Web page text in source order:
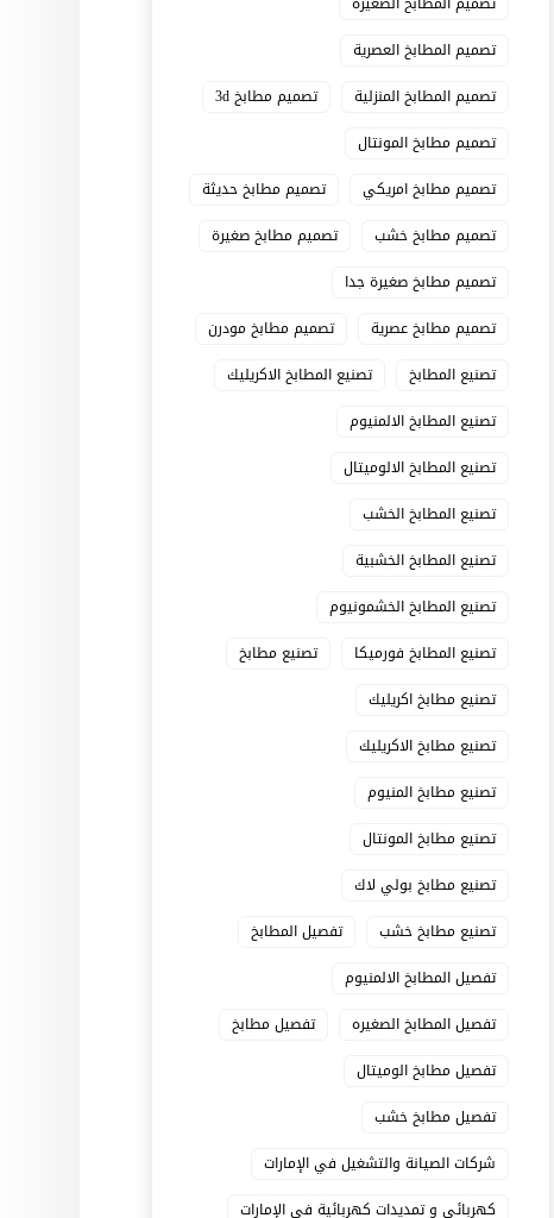
تصميم المطابخ العصرية
تصميم المطابخ المنزلية
تصميم مطابخ 3d
تصميم مطابخ المونتال
تصميم مطابخ امريكي
تصميم مطابخ حديثة
تصميم مطابخ خشب
تصميم مطابخ صغيرة
تصميم مطابخ صغيرة جدا
تصميم مطابخ عصرية
تصميم مطابخ مودرن
تصنيع المطابخ
تصنيع المطابخ الاكريليك
تصنيع المطابخ الالمنيوم
تصنيع المطابخ الالوميتال
تصنيع المطابخ الخشب
تصنيع المطابخ الخشبية
تصنيع المطابخ الخشمونيوم
تصنيع المطابخ فورميكا
تصنيع مطابخ
تصنيع مطابخ اكريليك
تصنيع مطابخ الاكريليك
تصنيع مطابخ المنيوم
تصنيع مطابخ المونتال
تصنيع مطابخ بولي لاك
تصنيع مطابخ خشب
تفصيل المطابخ
تفصيل المطابخ الالمنيوم
تفصيل المطابخ الصغيره
تفصيل مطابخ
تفصيل مطابخ الوميتال
تفصيل مطابخ خشب
شركات الصيانة والتشغيل في الإمارات
كهربائي و تمديدات كهربائية في الإمارات